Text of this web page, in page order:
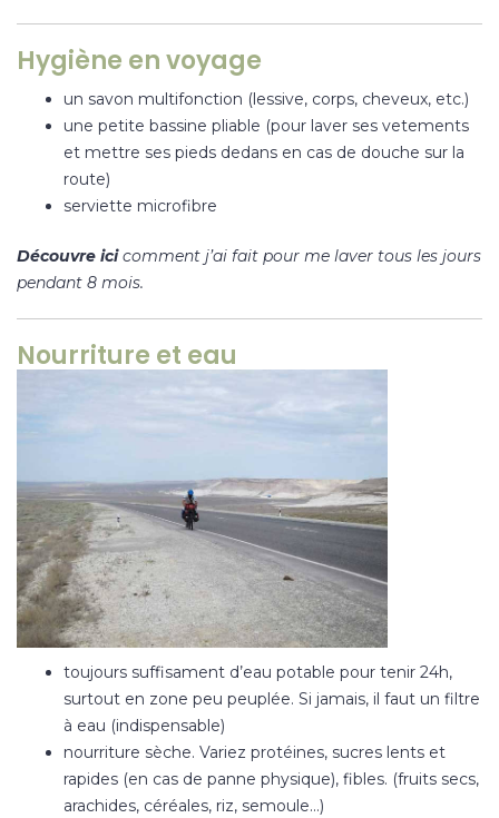
Hygiène en voyage
un savon multifonction (lessive, corps, cheveux, etc.)
une petite bassine pliable (pour laver ses vetements
et mettre ses pieds dedans en cas de douche sur la
route)
serviette microfibre
Découvre icicomment j’ai fait pour me laver tous les jours
pendant 8 mois.
Nourriture et eau
toujours suffisament d’eau potable pour tenir 24h,
surtout en zone peu peuplée. Si jamais, il faut un filtre
à eau (indispensable)
nourriture sèche. Variez protéines, sucres lents et
rapides (en cas de panne physique), fibles. (fruits secs,
arachides, céréales, riz, semoule…)